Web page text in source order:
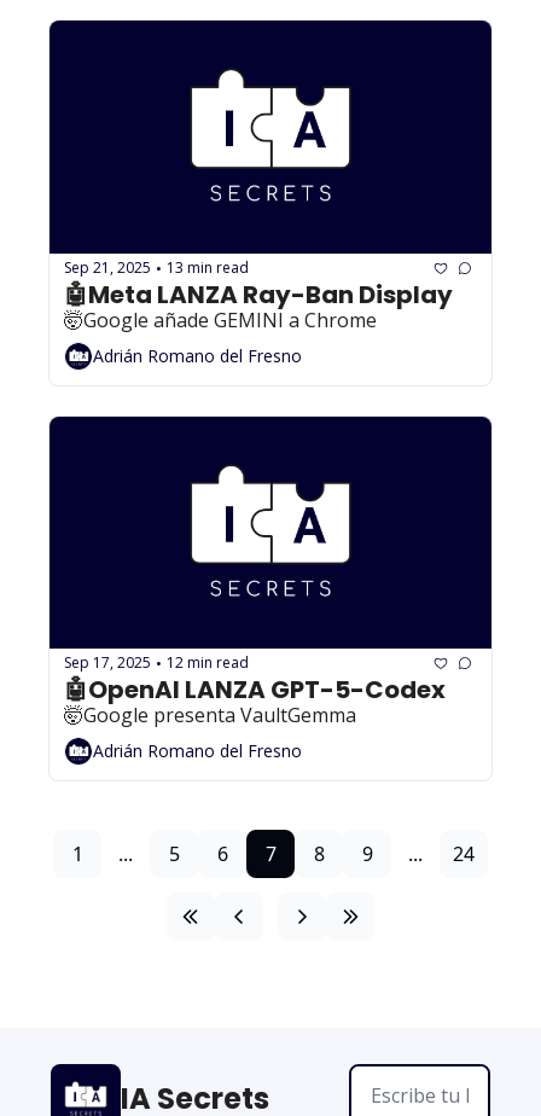
Sep 21, 2025 • 13 min read
🤖Meta LANZA Ray-Ban Display
🤯Google añade GEMINI a Chrome
Adrián Romano del Fresno
Sep 17, 2025 • 12 min read
🤖OpenAI LANZA GPT-5-Codex
🤯Google presenta VaultGemma
Adrián Romano del Fresno
1 ... 5 6 7 8 9 ... 24
IA Secrets